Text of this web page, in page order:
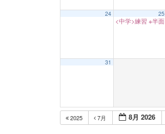
24 25
<中学>練習 ※半面
31
2025 7月 8月 2026